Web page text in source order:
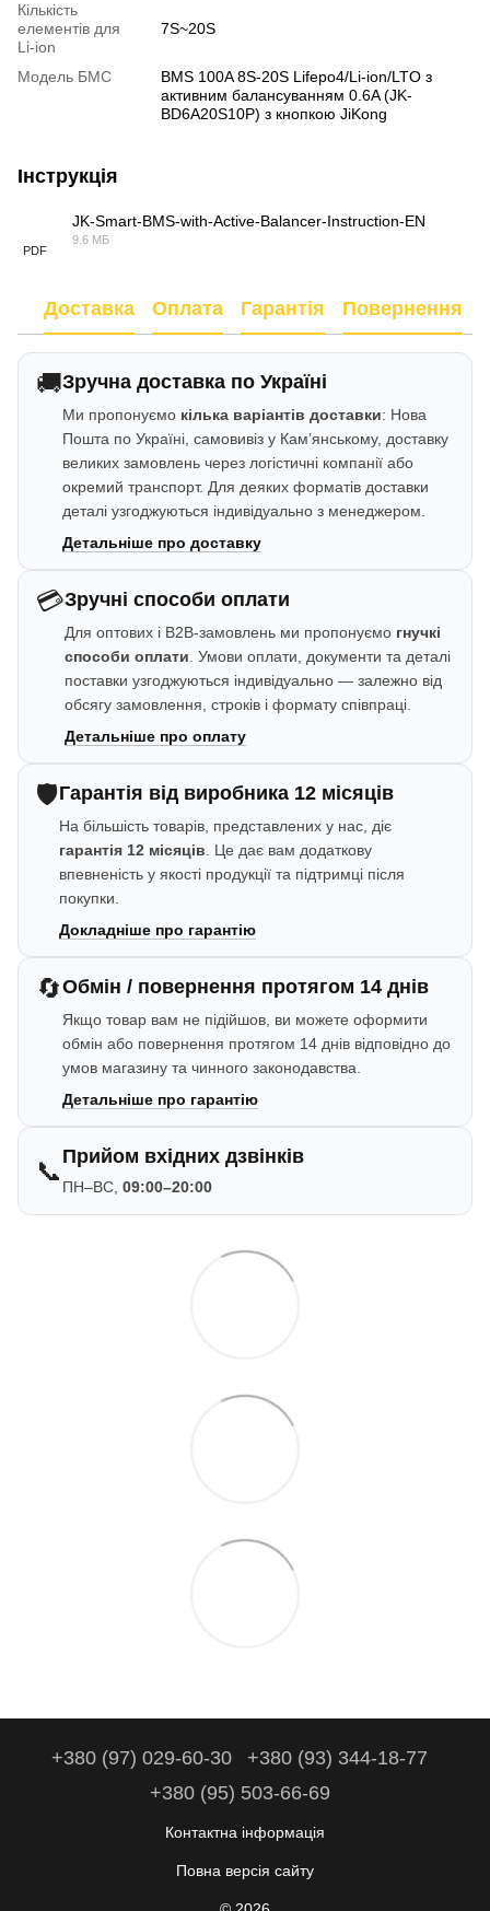
Кількість
елементів для
Li-ion
7S~20S
Модель БМС
BMS 100A 8S-20S Lifepo4/Li-ion/LTO з
активним балансуванням 0.6A (JK-
BD6A20S10P) з кнопкою JiKong
Інструкція
PDF
JK-Smart-BMS-with-Active-Balancer-Instruction-EN
9.6 МБ
Доставка Оплата Гарантія Повернення
🚚Зручна доставка по Україні
Ми пропонуємо кілька варіантів доставки: Нова
Пошта по Україні, самовивіз у Кам’янському, доставку
великих замовлень через логістичні компанії або
окремий транспорт. Для деяких форматів доставки
деталі узгоджуються індивідуально з менеджером.
Детальніше про доставку
💳Зручні способи оплати
Для оптових і B2B-замовлень ми пропонуємо гнучкі
способи оплати . Умови оплати, документи та деталі
поставки узгоджуються індивідуально — залежно від
обсягу замовлення, строків і формату співпраці.
Детальніше про оплату
🛡️Гарантія від виробника 12 місяців
На більшість товарів, представлених у нас, діє
гарантія 12 місяців . Це дає вам додаткову
впевненість у якості продукції та підтримці після
покупки.
Докладніше про гарантію
🔄Обмін / повернення протягом 14 днів
Якщо товар вам не підійшов, ви можете оформити
обмін або повернення протягом 14 днів відповідно до
умов магазину та чинного законодавства.
Детальніше про гарантію
📞 Прийом вхідних дзвінків
ПН–ВС, 09:00–20:00
+380 (97) 029-60-30
+380 (93) 344-18-77
+380 (95) 503-66-69
Контактна інформація
Повна версія сайту